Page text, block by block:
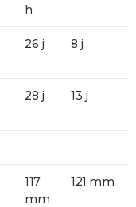
h
26 j 8 j
28 j 13 j
117
mm
121 mm